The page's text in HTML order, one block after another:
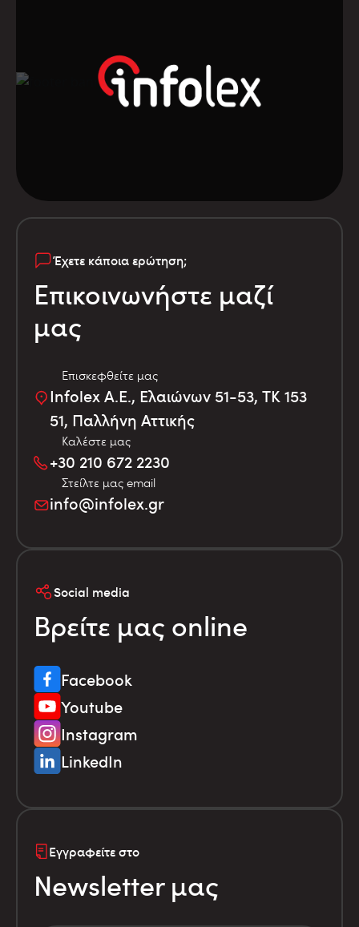
Έχετε κάποια ερώτηση;
Επικοινωνήστε μαζί
μας
Επισκεφθείτε μας
Infolex Α.Ε., Ελαιώνων 51-53, TK 153
51, Παλλήνη Αττικής
Καλέστε μας
+30 210 672 2230
Στείλτε μας email
info@infolex.gr
Social media
Βρείτε μας online
Facebook
Youtube
Instagram
LinkedIn
Εγγραφείτε στο
Newsletter μας